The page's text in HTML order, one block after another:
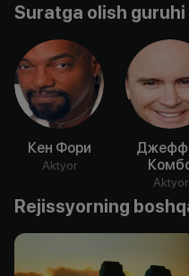
Suratga olish guruhi
Кен Фори
Aktyor
Aktyor
Rejissyorning